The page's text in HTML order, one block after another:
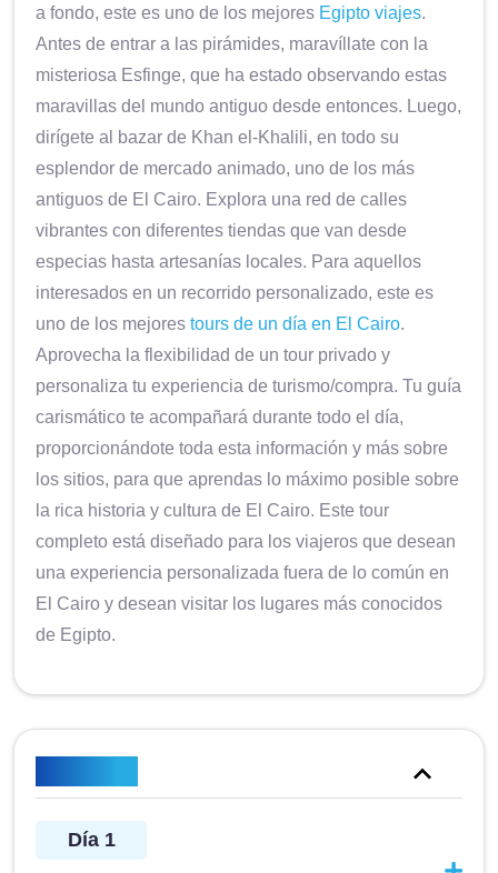
a fondo, este es uno de los mejores Egipto viajes.
Antes de entrar a las pirámides, maravíllate con la
misteriosa Esfinge, que ha estado observando estas
maravillas del mundo antiguo desde entonces. Luego,
dirígete al bazar de Khan el-Khalili, en todo su
esplendor de mercado animado, uno de los más
antiguos de El Cairo. Explora una red de calles
vibrantes con diferentes tiendas que van desde
especias hasta artesanías locales. Para aquellos
interesados en un recorrido personalizado, este es
uno de los mejorestours de un día en El Cairo.
Aprovecha la flexibilidad de un tour privado y
personaliza tu experiencia de turismo/compra. Tu guía
carismático te acompañará durante todo el día,
proporcionándote toda esta información y más sobre
los sitios, para que aprendas lo máximo posible sobre
la rica historia y cultura de El Cairo. Este tour
completo está diseñado para los viajeros que desean
una experiencia personalizada fuera de lo común en
El Cairo y desean visitar los lugares más conocidos
de Egipto.
Día 1